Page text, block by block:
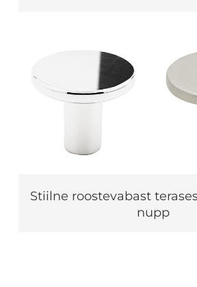
Stiilne roostevabast
nupp